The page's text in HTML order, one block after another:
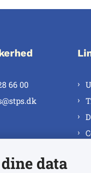
66 00
data